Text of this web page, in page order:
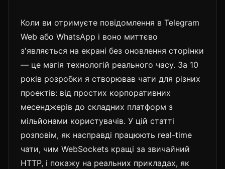
Коли ви отримуєте повідомлення в Telegram
Web або WhatsApp і воно миттєво
з'являється на екрані без оновлення сторінки
— це магія технологій реального часу. За 10
років розробки я створював чати для різних
проектів: від простих корпоративних
месенджерів до складних платформ з
мільйонами користувачів. У цій статті
розповім, як насправді працюють real-time
чати, чим WebSockets кращі за звичайний
HTTP, і покажу на реальних прикладах, як